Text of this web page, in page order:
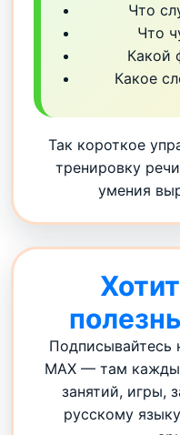
Что
Что
Какой
Какое
Так короткое
тренировку
умения
Подписывайтесь
MAX — там
занятий, игры,
русскому